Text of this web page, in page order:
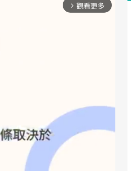
arrow_forward_ios 觀看更多